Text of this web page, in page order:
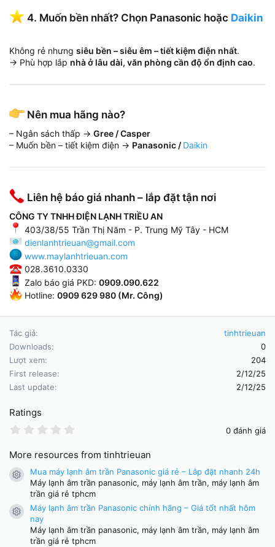
4. Muốn bền nhất? Chọn Panasonic hoặc Daikin
Không rẻ nhưng siêu bền – siêu êm – tiết kiệm điện nhất.
→ Phù hợp lắp nhà ở lâu dài, văn phòng cần độ ổn định cao.
Nên mua hãng nào?
– Ngân sách thấp → Gree / Casper
– Muốn bền – tiết kiệm điện → Panasonic / Daikin
Liên hệ báo giá nhanh – lắp đặt tận nơi
CÔNG TY TNHH ĐIỆN LẠNH TRIỀU AN
403/38/55 Trần Thị Năm - P. Trung Mỹ Tây - HCM
dienlanhtrieuan@gmail.com
www.maylanhtrieuan.com
028.3610.0330
Zalo báo giá PKD: 0909.090.622
Hotline: 0909 629 980 (Mr. Công)
Tác giả
tinhtrieuan
Downloads
0
Lượt xem
204
First release
2/12/25
Last update
2/12/25
Ratings
0
s
t
a
r
(
s
0 đánh giá
More resources from tinhtrieuan
Resource icon
Mua máy lạnh âm trần Panasonic giá rẻ – Lắp đặt nhanh 24h
Máy lạnh âm trần panasonic, máy lạnh âm trần, máy lạnh âm
trần giá rẻ tphcm
Resource icon
Máy lạnh âm trần Panasonic chính hãng – Giá tốt nhất hôm
nay
Máy lạnh âm trần panasonic, máy lạnh âm trần, máy lạnh âm
trần giá rẻ tphcm